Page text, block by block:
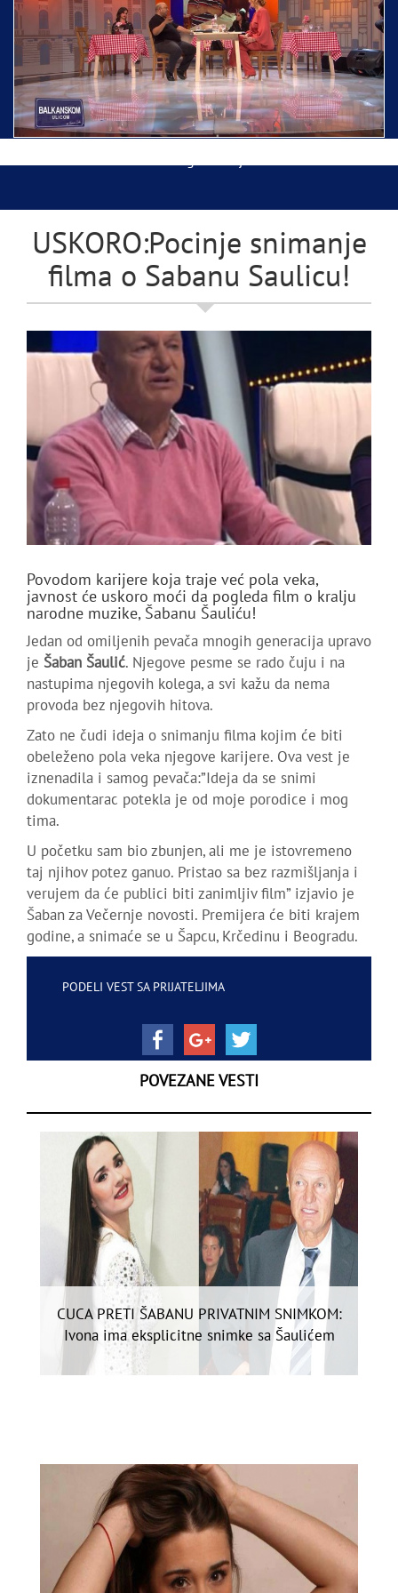
Ispraćaj Pojasa Presvete Bogorodice danas iz
Hrama Svetog Save
USKORO:Pocinje snimanje
filma o Sabanu Saulicu!
Povodom karijere koja traje već pola veka,
javnost će uskoro moći da pogleda film o kralju
narodne muzike, Šabanu Šauliću!
Jedan od omiljenih pevača mnogih generacija upravo
je Šaban Šaulić. Njegove pesme se rado čuju i na
nastupima njegovih kolega, a svi kažu da nema
provoda bez njegovih hitova.
Zato ne čudi ideja o snimanju filma kojim će biti
obeleženo pola veka njegove karijere. Ova vest je
iznenadila i samog pevača:”Ideja da se snimi
dokumentarac potekla je od moje porodice i mog
tima.
U početku sam bio zbunjen, ali me je istovremeno
taj njihov potez ganuo. Pristao sa bez razmišljanja i
verujem da će publici biti zanimljiv film” izjavio je
Šaban za Večernje novosti. Premijera će biti krajem
godine, a snimaće se u Šapcu, Krčedinu i Beogradu.
PODELI VEST SA PRIJATELJIMA
POVEZANE VESTI
CUCA PRETI ŠABANU PRIVATNIM SNIMKOM:
Ivona ima eksplicitne snimke sa Šaulićem